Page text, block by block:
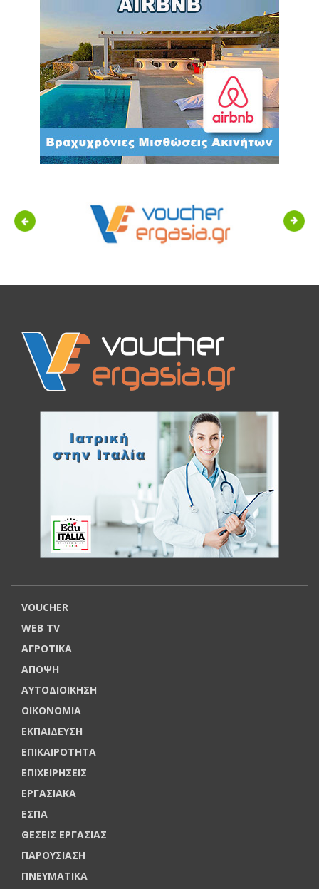
Previous Next
VOUCHER
WEB TV
ΑΓΡΟΤΙΚΑ
ΑΠΟΨΗ
ΑΥΤΟΔΙΟΙΚΗΣΗ
ΟΙΚΟΝΟΜΙΑ
ΕΚΠΑΙΔΕΥΣΗ
ΕΠΙΚΑΙΡΟΤΗΤΑ
ΕΠΙΧΕΙΡΗΣΕΙΣ
ΕΡΓΑΣΙΑΚΑ
ΕΣΠΑ
ΘΕΣΕΙΣ ΕΡΓΑΣΙΑΣ
ΠΑΡΟΥΣΙΑΣΗ
ΠΝΕΥΜΑΤΙΚΑ